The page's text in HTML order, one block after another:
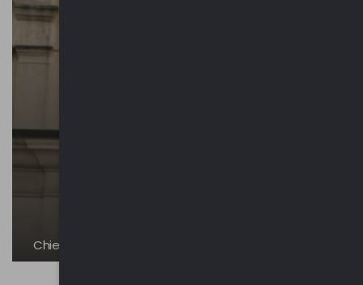
Chiesa della Beata Vergine delle Grazie | Girola